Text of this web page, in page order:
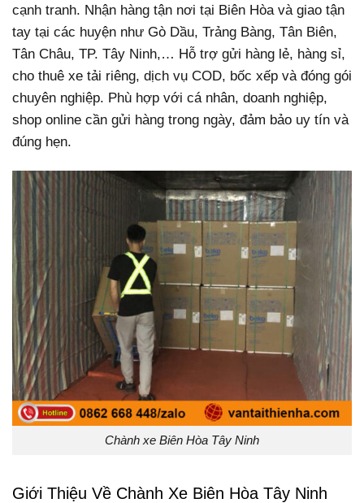
cạnh tranh. Nhận hàng tận nơi tại Biên Hòa và giao tận
tay tại các huyện như Gò Dầu, Trảng Bàng, Tân Biên,
Tân Châu, TP. Tây Ninh,… Hỗ trợ gửi hàng lẻ, hàng sỉ,
cho thuê xe tải riêng, dịch vụ COD, bốc xếp và đóng gói
chuyên nghiệp. Phù hợp với cá nhân, doanh nghiệp,
shop online cần gửi hàng trong ngày, đảm bảo uy tín và
đúng hẹn.
Chành xe Biên Hòa Tây Ninh
Giới Thiệu Về Chành Xe Biên Hòa Tây Ninh